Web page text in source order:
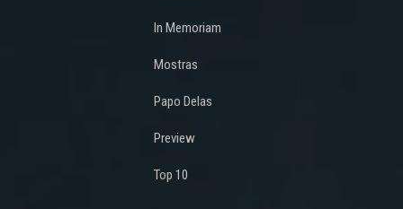
In Memoriam
Mostras
Papo Delas
Preview
Top 10